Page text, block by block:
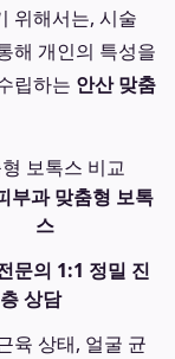
위해서는, 시술
해 개인의 특성을
립하는 안산 맞춤
보톡스 비교
부과 맞춤형 보톡
스
문의 1:1 정밀 진
상담
육 상태, 얼굴 균